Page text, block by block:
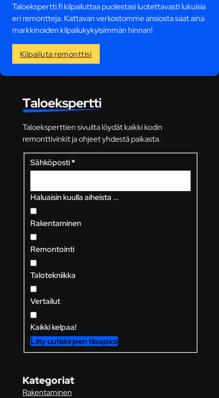
Taloekspertti.fi kilpailuttaa puolestasi luotettavasti lukuisia
eri remontteja. Kattavan verkostomme ansiosta saat aina
markkinoiden kilpailukykyisimmän hinnan!
Kilpailuta remonttisi
Taloeksperttien sivuilta löydät kaikki kodin
remonttivinkit ja ohjeet yhdestä paikasta.
Sähköposti*
Haluaisin kuulla aiheista ...
Rakentaminen
Remontointi
Talotekniikka
Vertailut
Kaikki kelpaa!
Liity uutiskirjeen tilaajaksi
Kategoriat
Rakentaminen